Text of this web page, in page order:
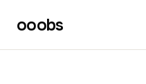
ooobs